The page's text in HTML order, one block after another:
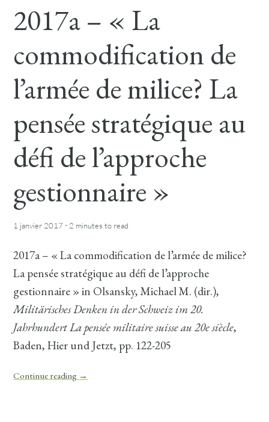
2017a – « La
commodification de
l’armée de milice? La
pensée stratégique au
défi de l’approche
gestionnaire »
1 janvier 2017 · 2 minutes to read
2017a – « La commodification de l’armée de milice?
La pensée stratégique au défi de l’approche
gestionnaire » in Olsansky, Michael M. (dir.),
Militärisches Denken in der Schweiz im 20.
Jahrhundert La pensée militaire suisse au 20e siècle,
Baden, Hier und Jetzt, pp. 122-205
Continue reading →